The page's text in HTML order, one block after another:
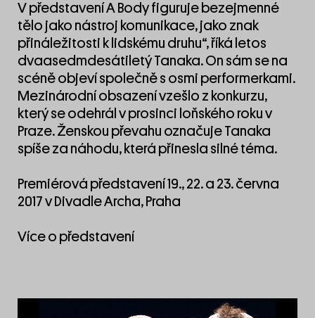
V představení A Body figuruje bezejmenné
tělo jako nástroj komunikace, jako znak
přináležitosti k lidskému druhu“, říká letos
dvaasedmdesátiletý Tanaka. On sám se na
scéně objeví společně s osmi performerkami.
Mezinárodní obsazení vzešlo z konkurzu,
který se odehrál v prosinci loňského roku v
Praze. Ženskou převahu označuje Tanaka
spíše za náhodu, která přinesla silné téma.
Premiérová představení 19., 22. a 23. června
2017 v Divadle Archa, Praha
Více o představení